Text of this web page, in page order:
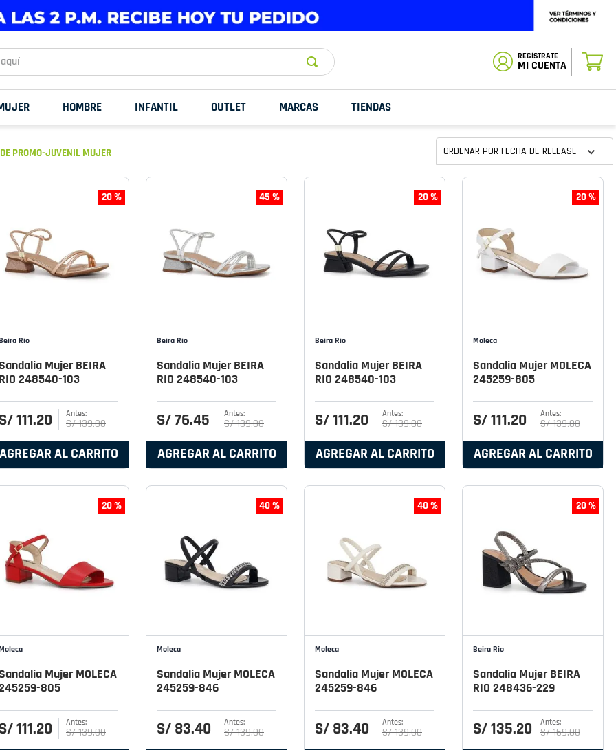
MI CUENTA
HOMBRE INFANTIL OUTLET MARCAS TIENDAS
PROMO-JUVENIL MUJER ORDENAR POR FECHA DE RELEASE
20 %
Rio
Mujer BEIRA
RIO 248540-103
S/111.20 S/139.00
AGREGAR AL CARRITO
45 %
Beira Rio
Sandalia Mujer BEIRA
RIO 248540-103
S/76.45 S/139.00
AGREGAR AL CARRITO
20 %
Beira Rio
Sandalia Mujer BEIRA
RIO 248540-103
S/111.20 S/139.00
AGREGAR AL CARRITO
20 %
Moleca
Sandalia Mujer MOLECA
245259-805
S/111.20 S/139.00
AGREGAR AL CARRITO
20 %
Mujer MOLECA
805
S/111.20 S/139.00
40 %
Moleca
Sandalia Mujer MOLECA
245259-846
S/ 83.40 S/139.00
40 %
Moleca
Sandalia Mujer MOLECA
245259-846
S/ 83.40 S/139.00
20 %
Beira Rio
Sandalia Mujer BEIRA
RIO 248436-229
S/135.20 S/169.00